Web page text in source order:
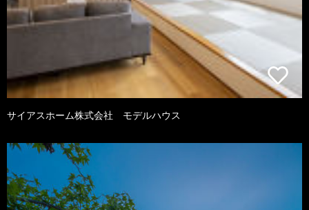
サイアスホーム株式会社 モデルハウス